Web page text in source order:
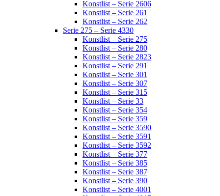
Konstlist – Serie 2606
Konstlist – Serie 261
Konstlist – Serie 262
Serie 275 – Serie 4330
Konstlist – Serie 275
Konstlist – Serie 280
Konstlist – Serie 2823
Konstlist – Serie 291
Konstlist – Serie 301
Konstlist – Serie 307
Konstlist – Serie 315
Konstlist – Serie 33
Konstlist – Serie 354
Konstlist – Serie 359
Konstlist – Serie 3590
Konstlist – Serie 3591
Konstlist – Serie 3592
Konstlist – Serie 377
Konstlist – Serie 385
Konstlist – Serie 387
Konstlist – Serie 390
Konstlist – Serie 4001